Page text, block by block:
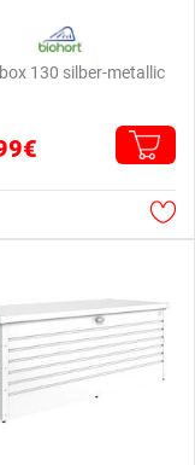
130 silber-metallic